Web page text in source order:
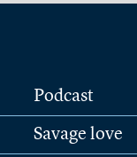
Podcast
Savage love